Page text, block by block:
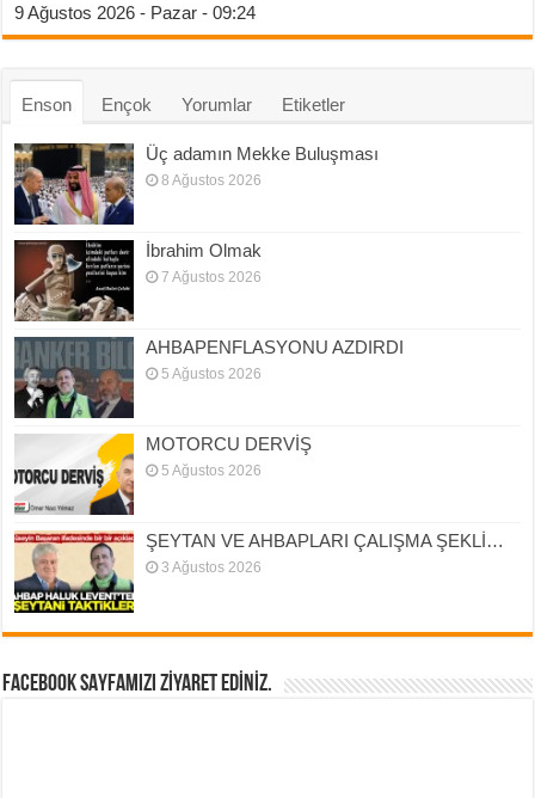
9 Ağustos 2026 - Pazar - 09:24
Enson Ençok Yorumlar Etiketler
Üç adamın Mekke Buluşması
8 Ağustos 2026
İbrahim Olmak
7 Ağustos 2026
AHBAPENFLASYONU AZDIRDI
5 Ağustos 2026
MOTORCU DERVİŞ
5 Ağustos 2026
ŞEYTAN VE AHBAPLARI ÇALIŞMA ŞEKLİ…
3 Ağustos 2026
FACEBOOK SAYFAMIZI ZİYARET EDİNİZ.